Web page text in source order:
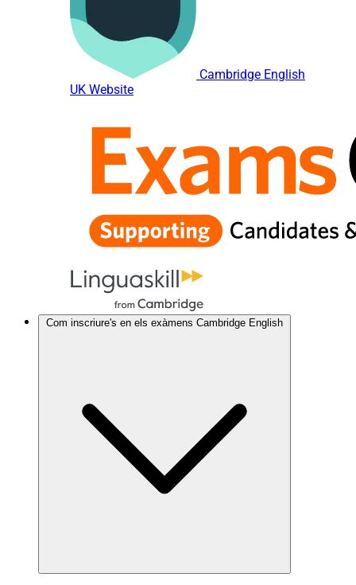
Cambridge English
UK Website